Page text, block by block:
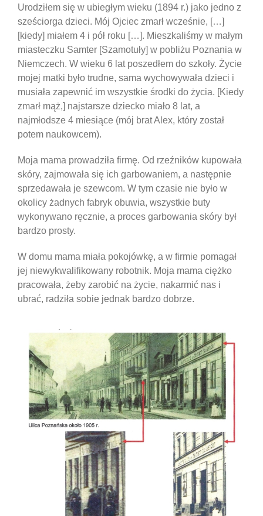
Urodziłem się w ubiegłym wieku (1894 r.) jako jedno z
sześciorga dzieci. Mój Ojciec zmarł wcześnie, […]
[kiedy] miałem 4 i pół roku […]. Mieszkaliśmy w małym
miasteczku Samter [Szamotuły] w pobliżu Poznania w
Niemczech. W wieku 6 lat poszedłem do szkoły. Życie
mojej matki było trudne, sama wychowywała dzieci i
musiała zapewnić im wszystkie środki do życia. [Kiedy
zmarł mąż,] najstarsze dziecko miało 8 lat, a
najmłodsze 4 miesiące (mój brat Alex, który został
potem naukowcem).
Moja mama prowadziła firmę. Od rzeźników kupowała
skóry, zajmowała się ich garbowaniem, a następnie
sprzedawała je szewcom. W tym czasie nie było w
okolicy żadnych fabryk obuwia, wszystkie buty
wykonywano ręcznie, a proces garbowania skóry był
bardzo prosty.
W domu mama miała pokojówkę, a w firmie pomagał
jej niewykwalifikowany robotnik. Moja mama ciężko
pracowała, żeby zarobić na życie, nakarmić nas i
ubrać, radziła sobie jednak bardzo dobrze.